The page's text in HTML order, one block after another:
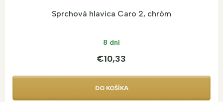
Sprchová hlavica Caro 2, chróm
8 dní
€10,33
DO KOŠÍKA